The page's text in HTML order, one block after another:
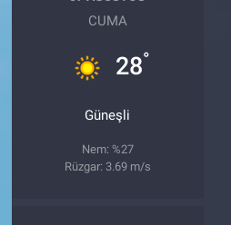
CUMA
28°
Güneşli
Nem: %27
Rüzgar: 3.69 m/s